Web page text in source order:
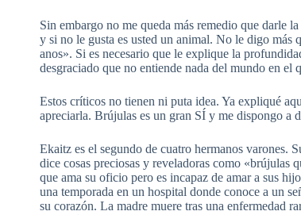
Sin embargo no me queda más remedio que darle la
y si no le gusta es usted un animal. No le digo más
anos». Si es necesario que le explique la
desgraciado que no entiende nada del mundo en el
Estos críticos no tienen ni puta idea. Ya expliqué
apreciarla. Brújulas es un gran SÍ y me dispongo a
Ekaitz es el segundo de cuatro hermanos varones.
dice cosas preciosas y reveladoras como «brújulas
que ama su oficio pero es incapaz de amar a sus
una temporada en un hospital donde conoce a un
su corazón. La madre muere tras una enfermedad